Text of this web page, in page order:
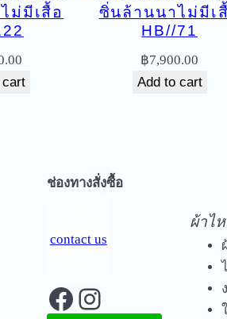
ม่มีเสื้อ
cart
ซิ่นล้านนาไม่มีเ
HB//71
฿7,900.00
Add to cart
ช่องทางสั่งซื้อ
contact us
Facebook Instagram
ผ้าไ